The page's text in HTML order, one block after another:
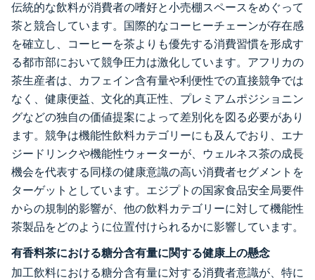
伝統的な飲料が消費者の嗜好と小売棚スペースをめぐって
茶と競合しています。国際的なコーヒーチェーンが存在感
を確立し、コーヒーを茶よりも優先する消費習慣を形成す
る都市部において競争圧力は激化しています。アフリカの
茶生産者は、カフェイン含有量や利便性での直接競争では
なく、健康便益、文化的真正性、プレミアムポジショニン
グなどの独自の価値提案によって差別化を図る必要があり
ます。競争は機能性飲料カテゴリーにも及んでおり、エナ
ジードリンクや機能性ウォーターが、ウェルネス茶の成長
機会を代表する同様の健康意識の高い消費者セグメントを
ターゲットとしています。エジプトの国家食品安全局要件
からの規制的影響が、他の飲料カテゴリーに対して機能性
茶製品をどのように位置付けられるかに影響しています。
有香料茶における糖分含有量に関する健康上の懸念
加工飲料における糖分含有量に対する消費者意識が、特に